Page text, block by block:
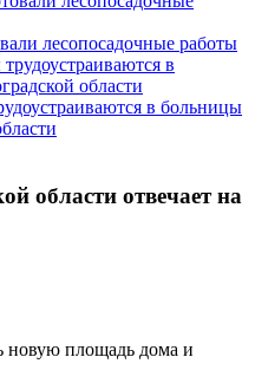
лесопосадочные работы
в больницы
области отвечает на
новую площадь дома и